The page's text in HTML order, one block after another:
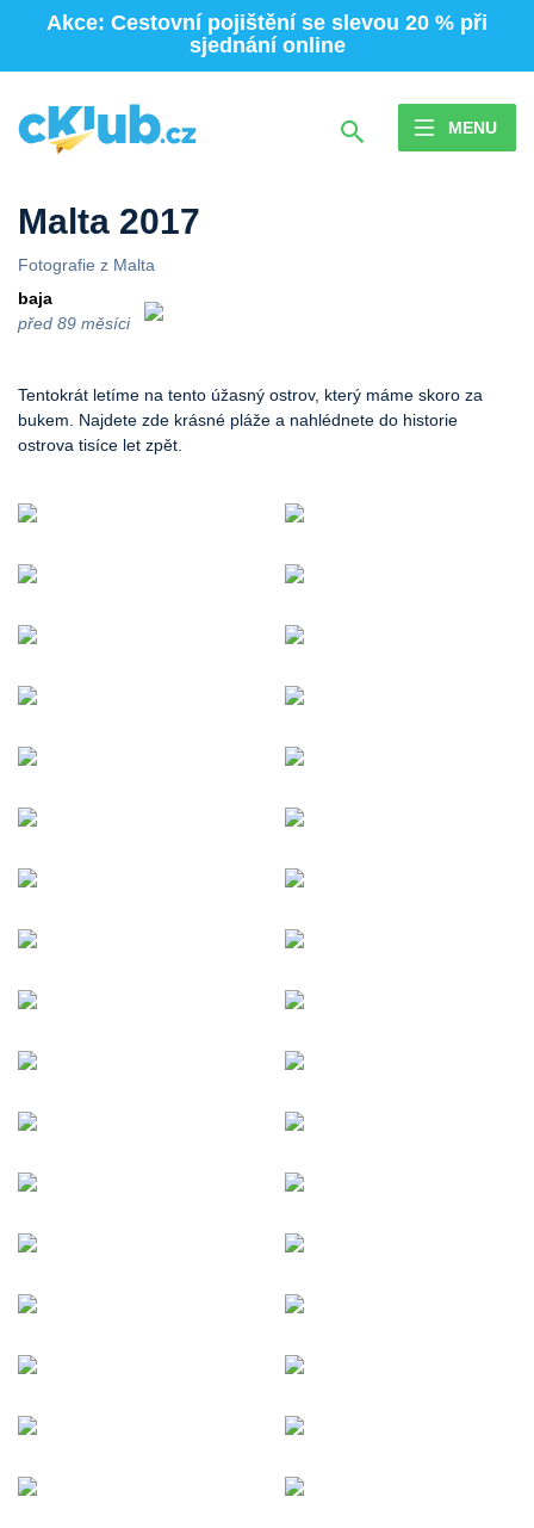
Akce: Cestovní pojištění se slevou 20 % při
sjednání online
MENU
Malta 2017
Fotografie z Malta
baja
před 89 měsíci
Tentokrát letíme na tento úžasný ostrov, který máme skoro za
bukem. Najdete zde krásné pláže a nahlédnete do historie
ostrova tisíce let zpět.